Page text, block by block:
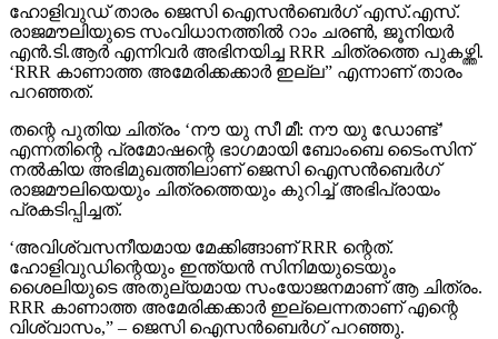
ഹോളിവുഡ് താരം ജെസി ഐസന്‍ബെര്‍ഗ് എസ്.എസ്.
രാജമൗലിയുടെ സംവിധാനത്തില്‍ റാം ചരണ്‍, ജൂനിയര്‍
എന്‍.ടി.ആര്‍ എന്നിവര്‍ അഭിനയിച്ച RRR ചിത്രത്തെ പുകഴ്ത്തി.
‘RRR കാണാത്ത അമേരിക്കക്കാര്‍ ഇല്ല” എന്നാണ് താരം
പറഞ്ഞത്.
തന്റെ പുതിയ ചിത്രം ‘നൗ യു സീ മീ: നൗ യു ഡോണ്ട്’
എന്നതിന്റെ പ്രമോഷന്റെ ഭാഗമായി ബോംബെ ടൈംസിന്
നല്‍കിയ അഭിമുഖത്തിലാണ് ജെസി ഐസന്‍ബെര്‍ഗ്
രാജമൗലിയെയും ചിത്രത്തെയും കുറിച്ച് അഭിപ്രായം
പ്രകടിപ്പിച്ചത്.
‘അവിശ്വസനീയമായ മേക്കിങ്ങാണ് RRR ന്റെത്.
ഹോളിവുഡിന്റെയും ഇന്ത്യന്‍ സിനിമയുടെയും
ശൈലിയുടെ അതുല്യമായ സംയോജനമാണ് ആ ചിത്രം.
RRR കാണാത്ത അമേരിക്കക്കാര്‍ ഇല്ലെന്നതാണ് എന്റെ
വിശ്വാസം,” – ജെസി ഐസന്‍ബെര്‍ഗ് പറഞ്ഞു.